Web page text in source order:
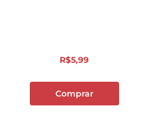
R$5,99
Comprar